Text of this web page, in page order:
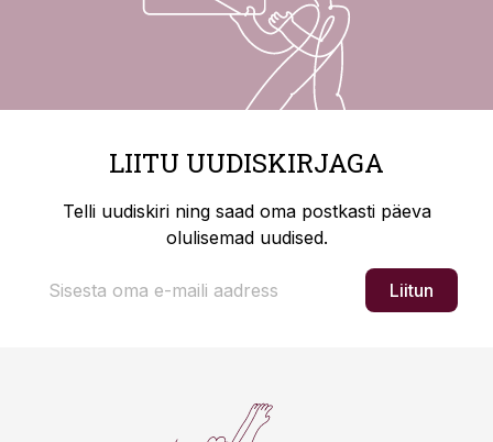
LIITU UUDISKIRJAGA
Telli uudiskiri ning saad oma postkasti päeva
olulisemad uudised.
Liitun